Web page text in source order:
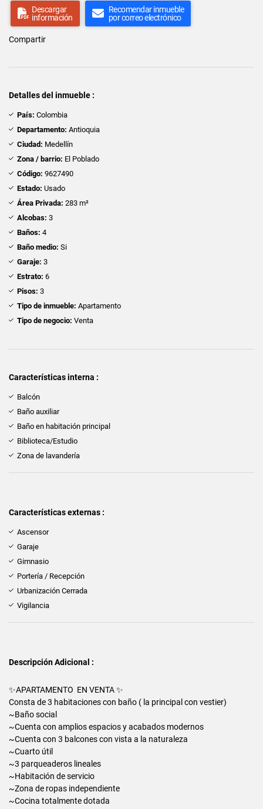
Descargar
información
Recomendar inmueble
por correo electrónico
Compartir
Detalles del inmueble :
País: Colombia
Departamento: Antioquia
Ciudad: Medellín
Zona / barrio: El Poblado
Código: 9627490
Estado: Usado
Área Privada: 283 m²
Alcobas: 3
Baños: 4
Baño medio: Si
Garaje: 3
Estrato: 6
Pisos: 3
Tipo de inmueble: Apartamento
Tipo de negocio: Venta
Características interna :
Balcón
Baño auxiliar
Baño en habitación principal
Biblioteca/Estudio
Zona de lavandería
Características externas :
Ascensor
Garaje
Gimnasio
Portería / Recepción
Urbanización Cerrada
Vigilancia
Descripción Adicional :
✨APARTAMENTO EN VENTA ✨
Consta de 3 habitaciones con baño ( la principal con vestier)
~Baño social
~Cuenta con amplios espacios y acabados modernos
~Cuenta con 3 balcones con vista a la naturaleza
~Cuarto útil
~3 parqueaderos lineales
~Habitación de servicio
~Zona de ropas independiente
~Cocina totalmente dotada